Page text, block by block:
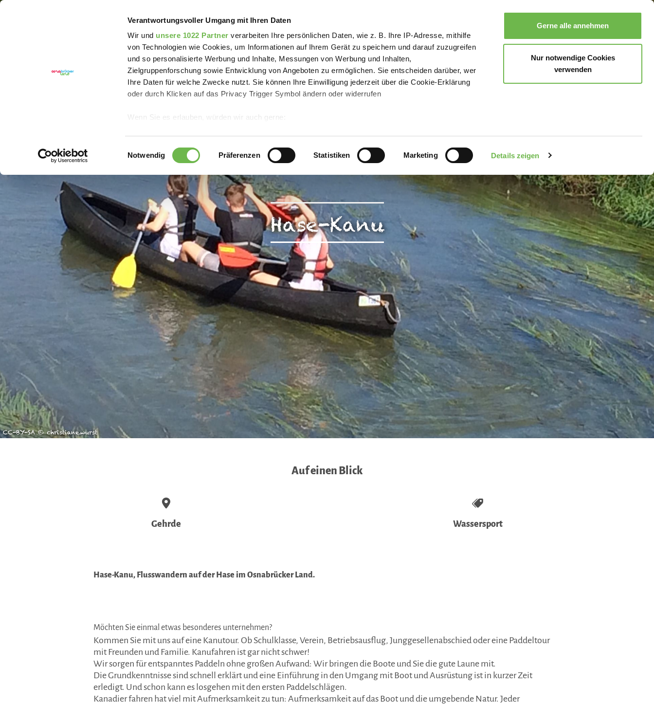
Verantwortungsvoller Umgang mit Ihren Daten
Wir und unsere 1022 Partner verarbeiten Ihre persönlichen Daten, wie z. B. Ihre IP-Adresse, mithilfe
von Technologien wie Cookies, um Informationen auf Ihrem Gerät zu speichern und darauf zuzugreifen
und so personalisierte Werbung und Inhalte, Messungen von Werbung und Inhalten,
Zielgruppenforschung sowie Entwicklung von Angeboten zu ermöglichen. Sie entscheiden darüber, wer
Ihre Daten für welche Zwecke nutzt. Sie können Ihre Einwilligung jederzeit über die Cookie-Erklärung
oder durch Klicken auf das Privacy Trigger Symbol ändern oder widerrufen
Wenn Sie es erlauben, würden wir auch gerne:
Ihr Gerät durch aktives Scannen nach bestimmten Merkmalen (Fingerprinting) identifizieren
Präferenzen imAbschnitt Einzelheitenfest.
Wir verwenden Cookies, um Inhalte und Anzeigen zu personalisieren, Funktionen für soziale Medien
anbieten zu können und die Zugriffe auf unsere Website zu analysieren.
Danke, dass Sie uns in
unserer Arbeit unterstützen!
Hinweis auf Verarbeitung Ihrer auf dieser Webseite erhobenen Daten in den USA durch Google
und YouTube:Indem Sie auf "Gerne Alle annehmen" oder Präferenzen, Statistiken oder Marketing
ankreuzen und auf „Auswahl manuell festlegen“ klicken, willigen Sie zugleich gem. Art. 49 Abs. 1 S. 1 lit.
a DSGVO ein, dass Ihre Daten in den USA verarbeitet werden. Die USA werden vom Europäischen
Gerichtshof als ein Land mit einem nach EU-Standards unzureichendem Datenschutzniveau
eingeschätzt. Es besteht insbesondere das Risiko, dass Ihre Daten durch US-Behörden, zu Kontroll-
und zu Überwachungszwecken, möglicherweise auch ohne Rechtsbehelfsmöglichkeiten, verarbeitet
werden können. Wenn Sie auf "Auswahl manuell festlegen" klicken und keine der optionalen Boxen
(Präferenzen, Statistiken oder Marketing ausgewählt haben, findet die vorgehend beschriebene
Übermittlung nicht statt. Weitere Informationen erhalten Sie in unseren Datenschutzhinweisen.
Ausführlich informieren wir Sie darüber gerne hier:Datenschutz|Impressum
Einwilligungsauswahl
Notwendig Präferenzen Statistiken Marketing Details zeigen
Gerne alle annehmen
Nur notwendige Cookies
verwenden
Suche Buchen Menü
Hase-Kanu
CC-BY-SA © christiane.wurst
Auf einen Blick
Gehrde Wassersport
Hase-Kanu, Flusswandern auf der Hase im Osnabrücker Land.
Möchten Sie einmal etwas besonderes unternehmen?
Kommen Sie mit uns auf eine Kanutour. Ob Schulklasse, Verein, Betriebsausflug, Junggesellenabschied oder eine Paddeltour
mit Freunden und Familie. Kanufahren ist gar nicht schwer!
Wir sorgen für entspanntes Paddeln ohne großen Aufwand: Wir bringen die Boote und Sie die gute Laune mit.
Die Grundkenntnisse sind schnell erklärt und eine Einführung in den Umgang mit Boot und Ausrüstung ist in kurzer Zeit
erledigt. Und schon kann es losgehen mit den ersten Paddelschlägen.
Kanadier fahren hat viel mit Aufmerksamkeit zu tun: Aufmerksamkeit auf das Boot und die umgebende Natur. Jeder